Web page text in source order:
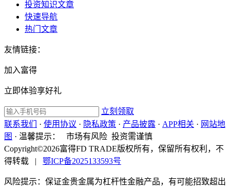
投资知识文章
快速导航
热门文章
友情链接：
加入富得
立即体验享好礼
立刻领取
联系我们
· 使用协议 · 隐私政策 · 产品披露 · APP相关 · 网站地
图 · 温馨提示：
市场有风险 投资需谨慎
Copyright©2026富得FD TRADE版权所有，保留所有权利，不
得转载
| 鄂ICP备2025133593号
风险提示：保证金贵金属为杠杆性金融产品，有可能招致超出